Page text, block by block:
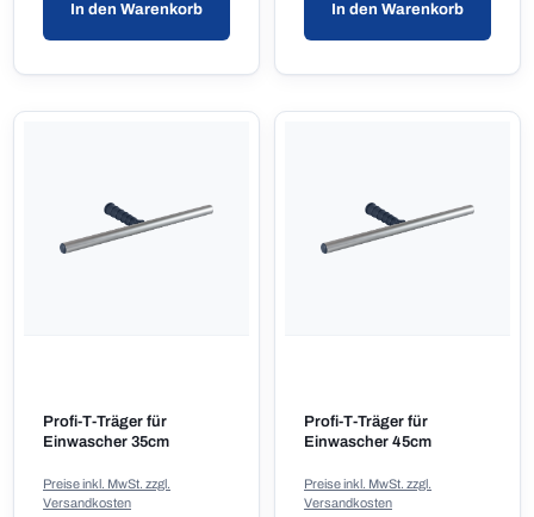
In den Warenkorb In den Warenkorb
Profi-T-Träger für
Einwascher 35cm
Preise inkl. MwSt. zzgl.
Versandkosten
Profi-T-Träger für
Einwascher 45cm
Preise inkl. MwSt. zzgl.
Versandkosten